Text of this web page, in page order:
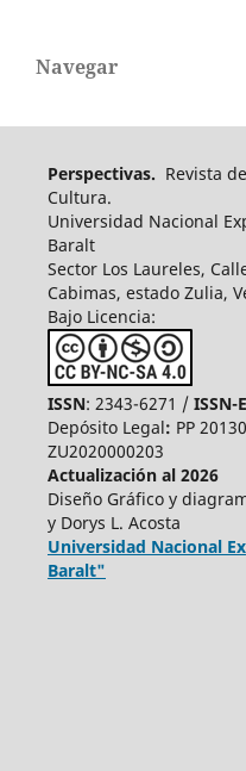
Navegar
Perspectivas. Revista
Cultura.
Universidad Nacional
Baralt
Sector Los Laureles,
Cabimas, estado Zulia,
Bajo Licencia:
ISSN: 2343-6271 / ISSN-
Depósito Legal: PP
ZU2020000203
Actualización al 2026
Diseño Gráfico y
y Dorys L. Acosta
Universidad Nacional
Baralt"